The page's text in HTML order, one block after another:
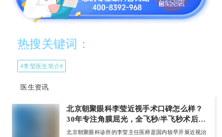
热搜关键词：
#李莹医生简介#
医生资讯
北京朝聚眼科李莹近视手术口碑怎么样？
30年专注角膜屈光，全飞秒/半飞秒术后视
力1.2真实反馈
北京朝聚眼科诊所的李莹主任医师是国内较早开展近视治